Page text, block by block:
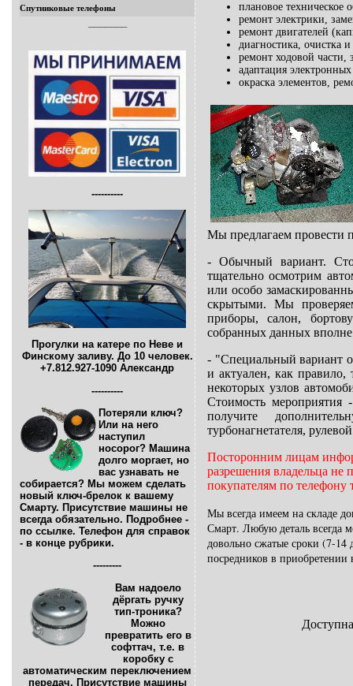
Спутниковые телефоны
----------
Прогулки на катере по Неве и
Финскому заливу. До 10 человек.
+7.812.927-1090 Александр
----------
Потеряли ключ?
Или на него
наступил
носорог? Машина
долго моргает, но
вас узнавать не
собирается? Мы можем сделать
новый ключ-брелок к вашему
Смарту. Присутствие машины не
всегда обязательно. Подробнее -
по ссылке. Телефон для справок
- в конце рубрики.
---------
Вам надоело
дёргать ручку
тип-троника?
Можно
превратить его в
софттач, т.е. в
коробку с
автоматическим переключением
передач. Присутствие машины
плановое техническое
ремонт электрики,
ремонт двигателей
диагностика, очистка
ремонт ходовой части,
адаптация
окраска элементов,
Мы предлагаем провести
- Обычный вариант.
тщательно осмотрим
или особо
скрытыми. Мы
приборы, салон,
собранных данных
- "Специальный вариант
и актуален, как правило,
некоторых узлов
Стоимость мероприятия
получите
турбонагнетателя,
Посторонним лицам
разрешения владельца не
покупателям по телефону
Мы всегда имеем на складе
Смарт. Любую деталь всегда
довольно сжатые сроки (7-14
посредников в